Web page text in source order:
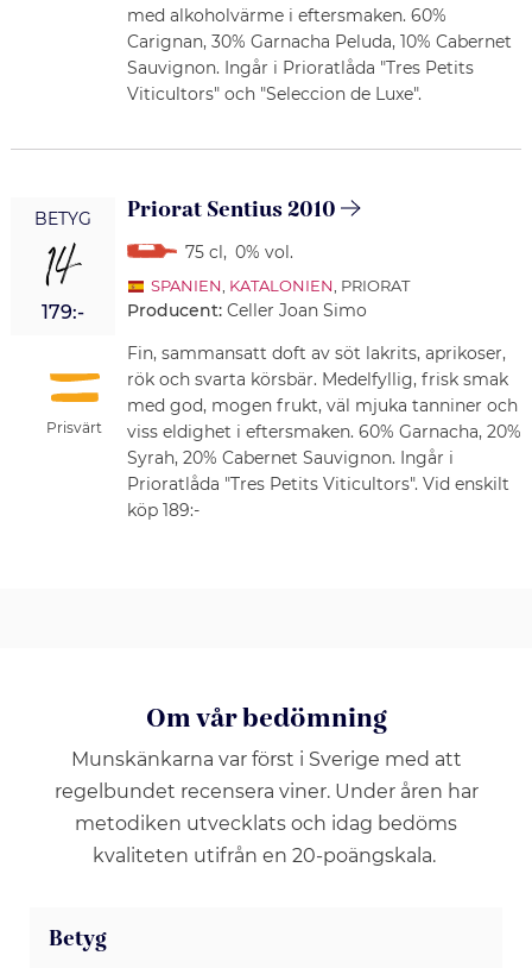
med alkoholvärme i eftersmaken. 60%
Carignan, 30% Garnacha Peluda, 10% Cabernet
Sauvignon. Ingår i Prioratlåda "Tres Petits
Viticultors" och "Seleccion de Luxe".
BETYG
14
179:-
Prisvärt
Priorat Sentius 2010
75 cl, 0% vol.
SPANIEN KATALONIEN , PRIORAT
Producent: Celler Joan Simo
Fin, sammansatt doft av söt lakrits, aprikoser,
rök och svarta körsbär. Medelfyllig, frisk smak
med god, mogen frukt, väl mjuka tanniner och
viss eldighet i eftersmaken. 60% Garnacha, 20%
Syrah, 20% Cabernet Sauvignon. Ingår i
Prioratlåda "Tres Petits Viticultors". Vid enskilt
köp 189:-
Om vår bedömning
Munskänkarna var först i Sverige med att
regelbundet recensera viner. Under åren har
metodiken utvecklats och idag bedöms
kvaliteten utifrån en 20-poängskala.
Betyg